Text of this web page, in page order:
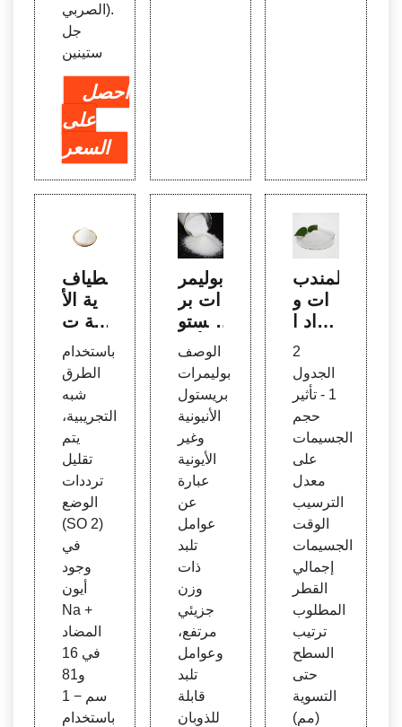
الصربي).
جل
ستينين
احصل
على
السعر
مطياف
ية الأ
شعة ت
حت ال
حمراء
للمواد
الخاف
ضة لل
توتر ال
سطح
ي الأني
ونية و
الكاتيو
نية وال
زويتير
ية - ال
هنداو
ي
باستخدام
الطرق
شبه
التجريبية،
يتم
تقليل
ترددات
الوضع
(SO 2)
في
وجود
أيون
Na +
المضاد
في 16
و81
سم − 1
باستخدام
بوليمر
ات بر
يستو
ل الأني
ونية و
غير الأ
يونية
معالج
ة مياه
الصر
ف ال
صحي
البلدي
ة وال
ة
الوصف
بوليمرات
بريستول
الأنيونية
وغير
الأيونية
عبارة
عن
عوامل
تلبد
ذات
وزن
جزيئي
مرتفع،
وعوامل
تلبد
قابلة
للذوبان
المندب
ات و
مواد ا
لتخثر:
مفاتي
ح إدار
ة المي
اه والن
فايات
في إع
ادة ال
طباعة
الإجما
لية لإن
تاج R
-680
- ANI
Q - ال
صفحة
الرئي
سية
2
الجدول
1 - تأثير
حجم
الجسيمات
على
معدل
الترسيب
الوقت
الجسيمات
إجمالي
القطر
المطلوب
ترتيب
السطح
حتى
التسوية
(مم)